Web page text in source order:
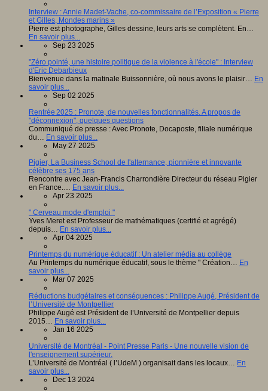
Interview : Annie Madet-Vache, co-commissaire de l’Exposition « Pierre
et Gilles, Mondes marins »
Pierre est photographe, Gilles dessine, leurs arts se complètent. En…
En savoir plus...
Sep 23 2025
"Zéro pointé, une histoire politique de la violence à l'école" : Interview
d'Eric Debarbieux
Bienvenue dans la matinale Buissonnière, où nous avons le plaisir… En
savoir plus...
Sep 02 2025
Rentrée 2025 : Pronote, de nouvelles fonctionnalités. A propos de
"déconnexion", quelques questions
Communiqué de presse : Avec Pronote, Docaposte, filiale numérique
du… En savoir plus...
May 27 2025
Pigier, La Business School de l'alternance, pionnière et innovante
célèbre ses 175 ans
Rencontre avec Jean-Francis Charrondière Directeur du réseau Pigier
en France.… En savoir plus...
Apr 23 2025
" Cerveau mode d'emploi "
Yves Meret est Professeur de mathématiques (certifié et agrégé)
depuis… En savoir plus...
Apr 04 2025
Printemps du numérique éducatif : Un atelier média au collège
Au Printemps du numérique éducatif, sous le thème " Création… En
savoir plus...
Mar 07 2025
Réductions budgétaires et conséquences : Philippe Augé, Président de
l’Université de Montpellier
Philippe Augé est Président de l’Université de Montpellier depuis
2015… En savoir plus...
Jan 16 2025
Université de Montréal - Point Presse Paris - Une nouvelle vision de
l'enseignement supérieur.
L’Université de Montréal ( l’UdeM ) organisait dans les locaux… En
savoir plus...
Dec 13 2024